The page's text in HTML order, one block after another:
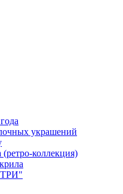
украшений
коллекция)